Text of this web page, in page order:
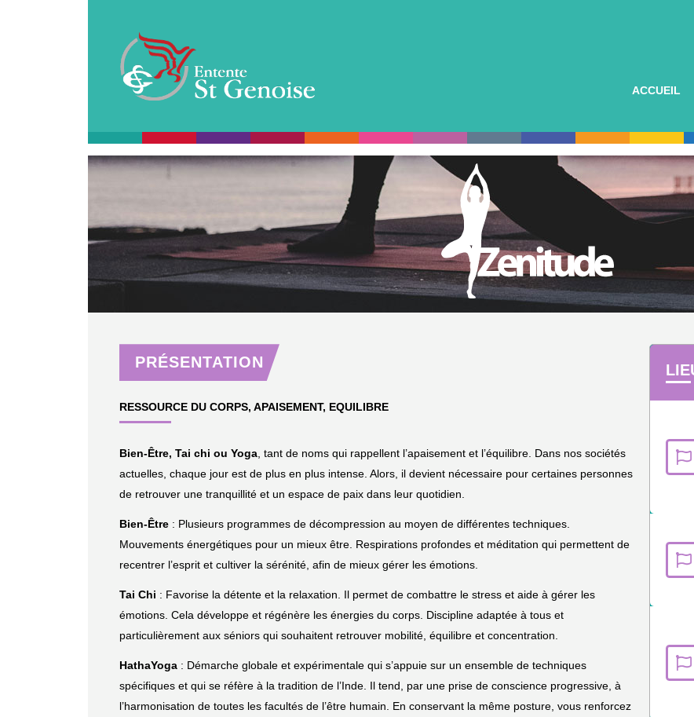
ACCUEIL
Echecs
Photo
Terre
Gym
Gym
Tennis
PRÉSENTATION
RESSOURCE DU CORPS, APAISEMENT, EQUILIBRE
Bien-Être, Tai chi ou Yoga, tant de noms qui rappellent l’apaisement et l’équilibre. Dans nos sociétés
actuelles, chaque jour est de plus en plus intense. Alors, il devient nécessaire pour certaines personnes
de retrouver une tranquillité et un espace de paix dans leur quotidien.
Bien-Être : Plusieurs programmes de décompression au moyen de différentes techniques.
Mouvements énergétiques pour un mieux être. Respirations profondes et méditation qui permettent de
recentrer l’esprit et cultiver la sérénité, afin de mieux gérer les émotions.
Tai Chi : Favorise la détente et la relaxation. Il permet de combattre le stress et aide à gérer les
émotions. Cela développe et régénère les énergies du corps. Discipline adaptée à tous et
particulièrement aux séniors qui souhaitent retrouver mobilité, équilibre et concentration.
HathaYoga : Démarche globale et expérimentale qui s’appuie sur un ensemble de techniques
spécifiques et qui se réfère à la tradition de l’Inde. Il tend, par une prise de conscience progressive, à
l’harmonisation de toutes les facultés de l’être humain. En conservant la même posture, vous renforcez